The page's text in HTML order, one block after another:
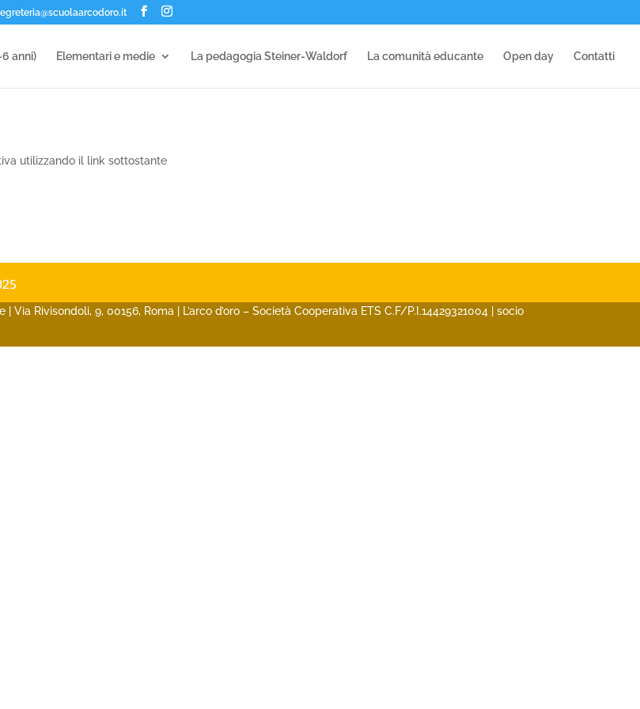
anni) Elementari e medie La pedagogia Steiner-Waldorf La comunità educante Open day Contatti
utilizzando il link sottostante
Via Rivisondoli, 9, 00156, Roma | L’arco d’oro – Società Cooperativa ETS C.F/P.I.14429321004 | socio